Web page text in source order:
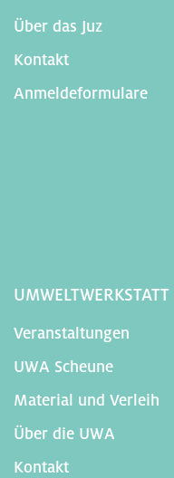
Über das Juz
Kontakt
Anmeldeformulare
UMWELTWERKSTATT
Veranstaltungen
UWA Scheune
Material und Verleih
Über die UWA
Kontakt